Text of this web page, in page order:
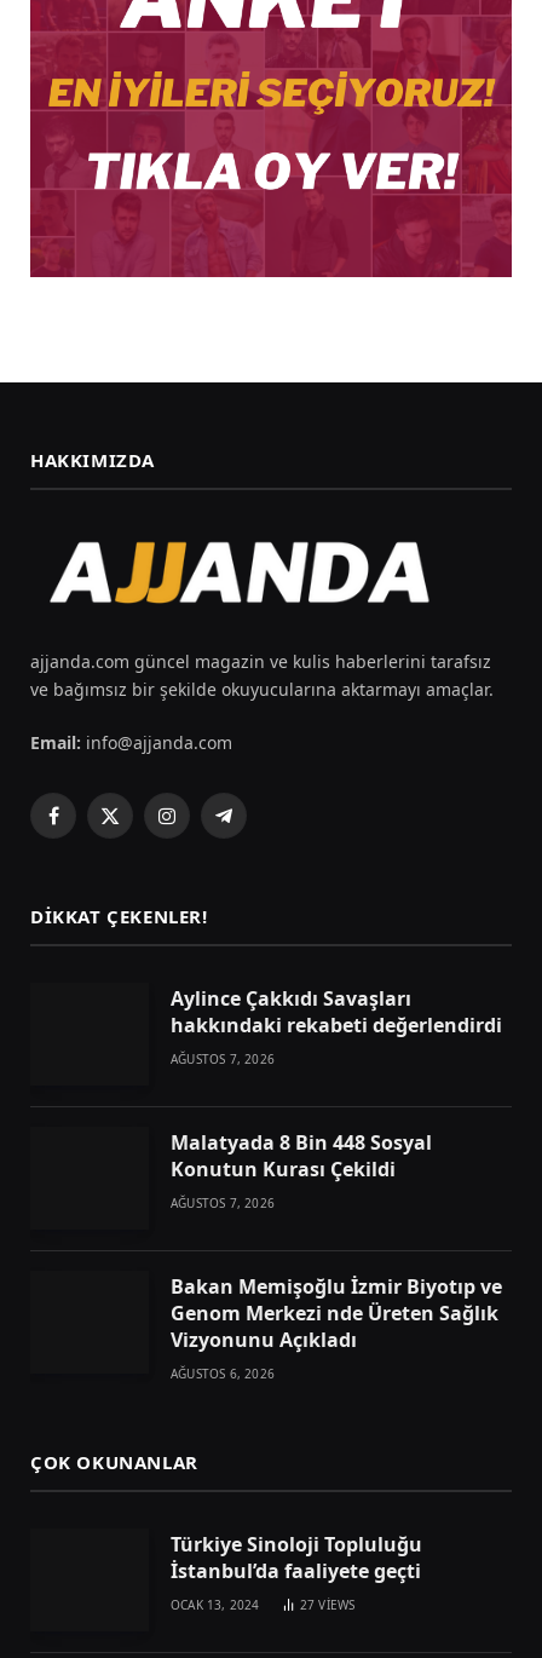
HAKKIMIZDA
ajjanda.com güncel magazin ve kulis haberlerini tarafsız
ve bağımsız bir şekilde okuyucularına aktarmayı amaçlar.
Email: info@ajjanda.com
Facebook
X
InstagramTelegram
DIKKAT ÇEKENLER!
Aylince Çakkıdı Savaşları
hakkındaki rekabeti değerlendirdi
AĞUSTOS 7, 2026
Malatyada 8 Bin 448 Sosyal
Konutun Kurası Çekildi
AĞUSTOS 7, 2026
Bakan Memişoğlu İzmir Biyotıp ve
Genom Merkezi nde Üreten Sağlık
Vizyonunu Açıkladı
AĞUSTOS 6, 2026
ÇOK OKUNANLAR
Türkiye Sinoloji Topluluğu
İstanbul’da faaliyete geçti
OCAK 13, 2024 27VIEWS